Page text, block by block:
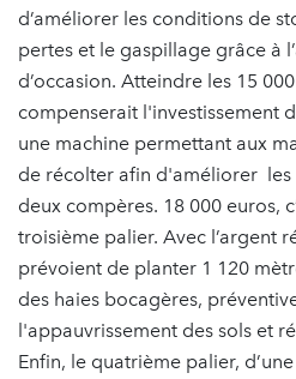
d’améliorer les conditions de
pertes et le gaspillage grâce à
d’occasion. Atteindre les 15
compenserait l'investissement
une machine permettant aux
de récolter afin d'améliorer
deux compères. 18 000 euros,
troisième palier. Avec l’argent
prévoient de planter 1 120
des haies bocagères,
l'appauvrissement des sols et
Enfin, le quatrième palier,